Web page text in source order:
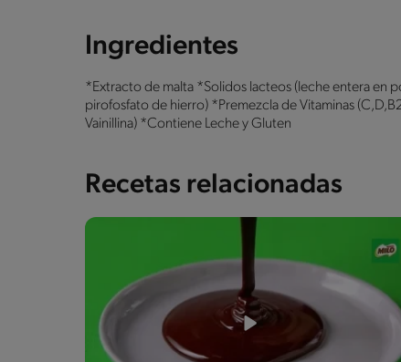
Ingredientes
*Extracto de malta *Solidos lacteos (leche entera en
pirofosfato de hierro) *Premezcla de Vitaminas
Vainillina) *Contiene Leche y Gluten
Recetas relacionadas